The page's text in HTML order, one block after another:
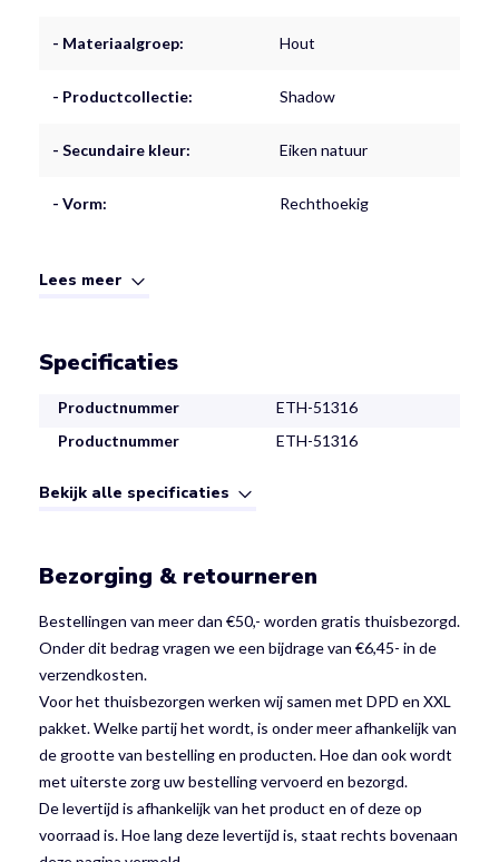
- Materiaalgroep: Hout
- Productcollectie: Shadow
- Secundaire kleur: Eiken natuur
- Vorm: Rechthoekig
Lees meer
Specificaties
Productnummer
ETH-51316
Productnummer
ETH-51316
Bekijk alle specificaties
Bezorging & retourneren
Bestellingen van meer dan €50,- worden gratis thuisbezorgd.
Onder dit bedrag vragen we een bijdrage van €6,45- in de
verzendkosten.
Voor het thuisbezorgen werken wij samen met DPD en XXL
pakket. Welke partij het wordt, is onder meer afhankelijk van
de grootte van bestelling en producten. Hoe dan ook wordt
met uiterste zorg uw bestelling vervoerd en bezorgd.
De levertijd is afhankelijk van het product en of deze op
voorraad is. Hoe lang deze levertijd is, staat rechts bovenaan